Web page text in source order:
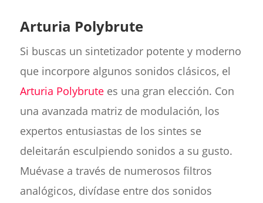
Arturia Polybrute
Si buscas un sintetizador potente y moderno
que incorpore algunos sonidos clásicos, el
Arturia Polybrutees una gran elección. Con
una avanzada matriz de modulación, los
expertos entusiastas de los sintes se
deleitarán esculpiendo sonidos a su gusto.
Muévase a través de numerosos filtros
analógicos, divídase entre dos sonidos